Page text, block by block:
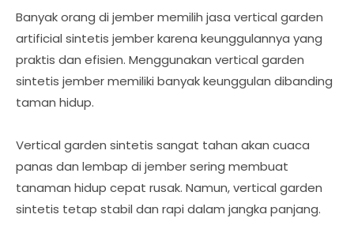
Banyak orang di jember memilih jasa vertical garden
artificial sintetis jember karena keunggulannya yang
praktis dan efisien. Menggunakan vertical garden
sintetis jember memiliki banyak keunggulan dibanding
taman hidup.
Vertical garden sintetis sangat tahan akan cuaca
panas dan lembap di jember sering membuat
tanaman hidup cepat rusak. Namun, vertical garden
sintetis tetap stabil dan rapi dalam jangka panjang.